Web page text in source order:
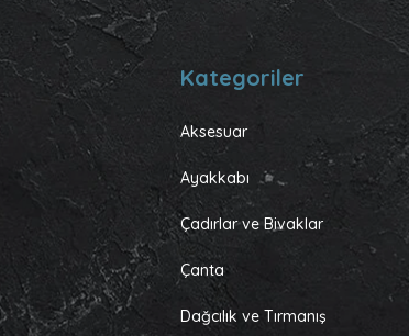
Kategoriler
Aksesuar
Ayakkabı
Çadırlar ve Bivaklar
Çanta
Dağcılık ve Tırmanış